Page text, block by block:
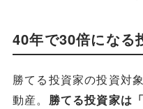
40年で30倍になる
勝てる投資家の投資対
動産。 勝てる投資家は